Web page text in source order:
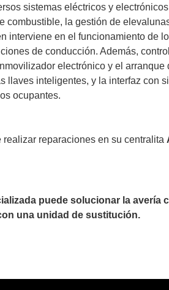
sistemas eléctricos y
la gestión de
interviene en el funcionamiento de
de conducción. Además,
electrónico y el arranque
inteligentes, y la interfaz con
ocupantes.
reparaciones en su centralita
puede solucionar la avería
una unidad de sustitución.